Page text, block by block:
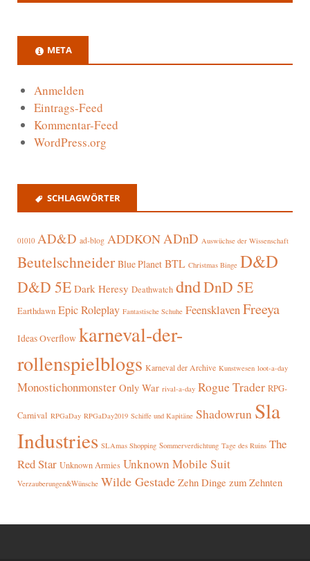
META
Anmelden
Eintrags-Feed
Kommentar-Feed
WordPress.org
SCHLAGWÖRTER
01010 AD&D ad-blog ADDKONADnD Auswüchse der Wissenschaft
Beutelschneider Blue Planet BTL Christmas Binge D&D
D&D 5E Dark Heresy Deathwatch dndDnD 5E
Earthdawn Epic Roleplay Fantastische Schuhe FeensklavenFreeya
Ideas Overflow karneval-der-
rollenspielblogs Karneval der Archive Kunstwesen loot-a-day
Monostichonmonster Only War rival-a-day Rogue Trader RPG-
Carnival RPGaDay RPGaDay2019 Schiffe und Kapitäne Shadowrun Sla
Industries SLAmas Shopping Sommerverdichtung Tage des Ruins The
Red Star Unknown Armies Unknown Mobile Suit
Verzauberungen&Wünsche Wilde Gestade Zehn Dinge zum Zehnten